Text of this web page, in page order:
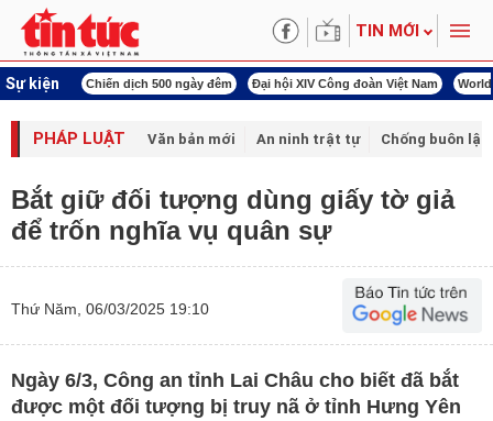
TIN MỚI
Sự kiện
ngày đêm Đại hội XIV Công đoàn Việt Nam World Cup 2026 Kỳ họp thứ
PHÁP LUẬT Văn bản mới An ninh trật tự Chống buôn
Bắt giữ đối tượng dùng giấy tờ giả
để trốn nghĩa vụ quân sự
Thứ Năm, 06/03/2025 19:10
Ngày 6/3, Công an tỉnh Lai Châu cho biết đã bắt
được một đối tượng bị truy nã ở tỉnh Hưng Yên